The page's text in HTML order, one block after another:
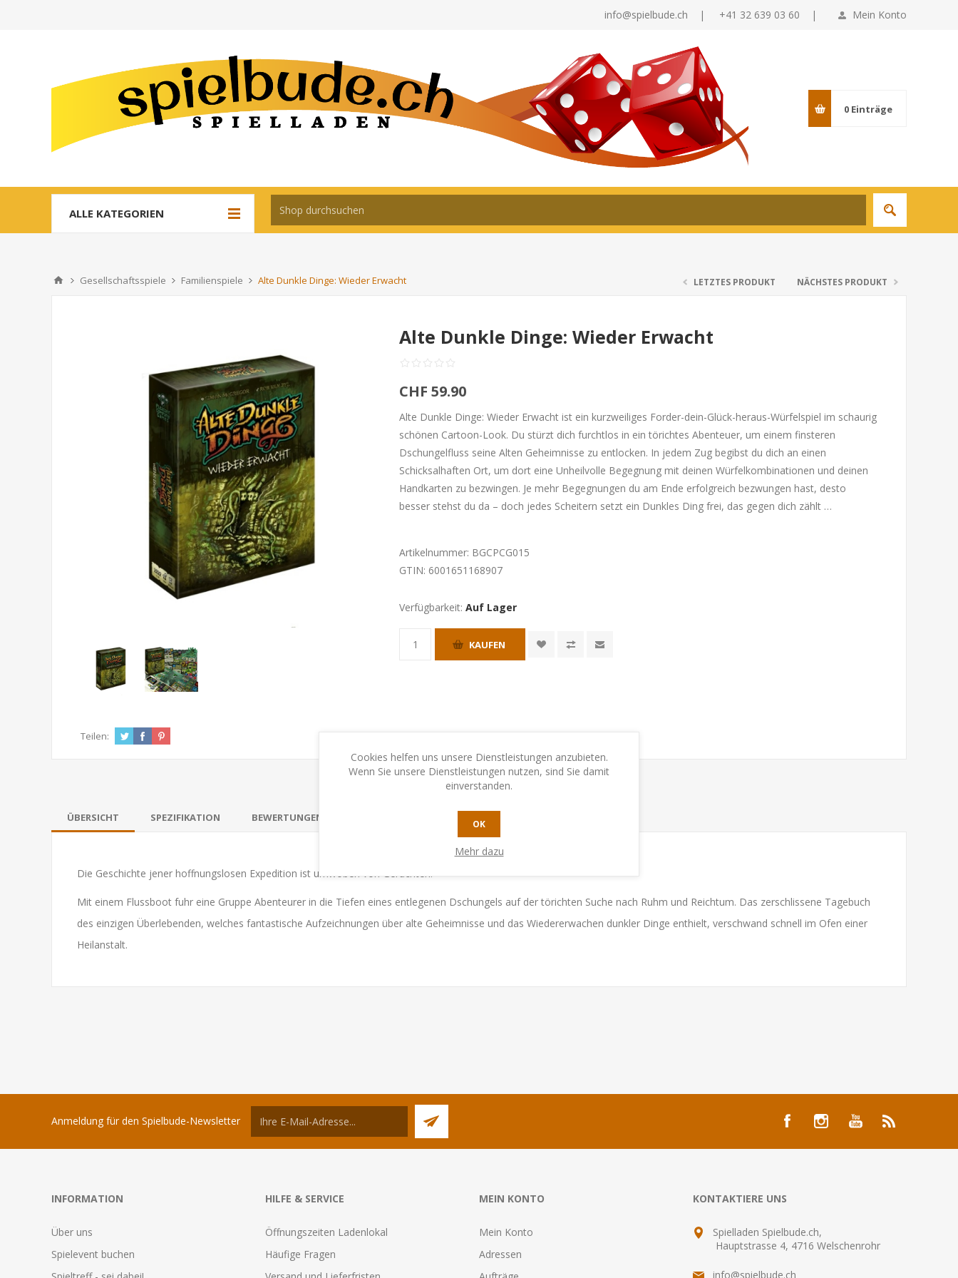
Mein Konto
info@spielbude.ch | +41 32 639 03 60 |
0 Einträge
ALLE KATEGORIEN
Gesellschaftsspiele Familienspiele Alte Dunkle Dinge: Wieder Erwacht LETZTES PRODUKT NÄCHSTES PRODUKT
Alte Dunkle Dinge: Wieder Erwacht
CHF 59.90
Alte Dunkle Dinge: Wieder Erwacht ist ein kurzweiliges Forder-dein-Glück-heraus-Würfelspiel im schaurig
schönen Cartoon-Look. Du stürzt dich furchtlos in ein törichtes Abenteuer, um einem finsteren
Dschungelfluss seine Alten Geheimnisse zu entlocken. In jedem Zug begibst du dich an einen
Schicksalhaften Ort, um dort eine Unheilvolle Begegnung mit deinen Würfelkombinationen und deinen
Handkarten zu bezwingen. Je mehr Begegnungen du am Ende erfolgreich bezwungen hast, desto
besser stehst du da – doch jedes Scheitern setzt ein Dunkles Ding frei, das gegen dich zählt …
Artikelnummer: BGCPCG015
GTIN: 6001651168907
Verfügbarkeit: Auf Lager
KAUFEN
Teilen:
ÜBERSICHT SPEZIFIKATION BEWERTUNGEN
Die Geschichte jener hoffnungslosen Expedition ist umwoben von Gerüchten.
Mit einem Flussboot fuhr eine Gruppe Abenteurer in die Tiefen eines entlegenen Dschungels auf der törichten Suche nach Ruhm und Reichtum. Das zerschlissene Tagebuch
des einzigen Überlebenden, welches fantastische Aufzeichnungen über alte Geheimnisse und das Wiedererwachen dunkler Dinge enthielt, verschwand schnell im Ofen einer
Heilanstalt.
Anmeldung für den Spielbude-Newsletter
INFORMATION
Über uns
Spielevent buchen
HILFE & SERVICE
Öffnungszeiten Ladenlokal
Häufige Fragen
MEIN KONTO
Mein Konto
Adressen
KONTAKTIERE UNS
Spielladen Spielbude.ch,
Hauptstrasse 4, 4716 Welschenrohr
info@spielbude.ch
Cookies helfen uns unsere Dienstleistungen anzubieten.
Wenn Sie unsere Dienstleistungen nutzen, sind Sie damit
einverstanden.
OK
Mehr dazu